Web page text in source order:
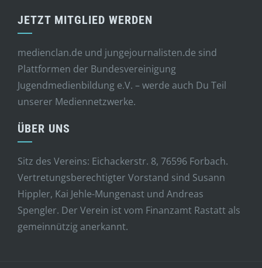
JETZT MITGLIED WERDEN
medienclan.de und jungejournalisten.de sind
Plattformen der Bundesvereinigung
Jugendmedienbildung e.V. – werde auch Du Teil
unserer Mediennetzwerke.
ÜBER UNS
Sitz des Vereins: Eichackerstr. 8, 76596 Forbach.
Vertretungsberechtigter Vorstand sind Susann
Hippler, Kai Jehle-Mungenast und Andreas
Spengler. Der Verein ist vom Finanzamt Rastatt als
gemeinnützig anerkannt.